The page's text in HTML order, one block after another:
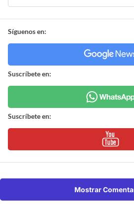
Síguenos en:
Suscríbete en:
Suscríbete en:
Mostrar